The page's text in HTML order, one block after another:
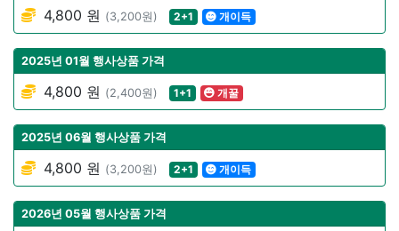
4,800 원 (3,200원) 2+1 개이득
2025년 01월 행사상품 가격
4,800 원 (2,400원) 1+1 개꿀
2025년 06월 행사상품 가격
4,800 원 (3,200원) 2+1 개이득
2026년 05월 행사상품 가격